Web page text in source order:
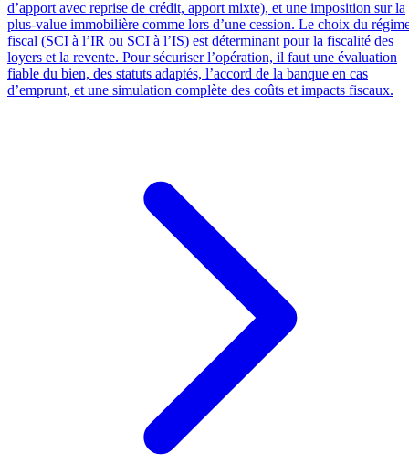
d’apport avec reprise de crédit, apport mixte), et une imposition sur la
plus-value immobilière comme lors d’une cession. Le choix du
fiscal (SCI à l’IR ou SCI à l’IS) est déterminant pour la fiscalité des
loyers et la revente. Pour sécuriser l’opération, il faut une évaluation
fiable du bien, des statuts adaptés, l’accord de la banque en cas
d’emprunt, et une simulation complète des coûts et impacts fiscaux.